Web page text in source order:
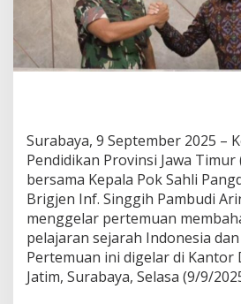
k
S
a
h
l
n
g
d
a
m
V
B
a
w
Surabaya, 9 September 2025 –
Pendidikan Provinsi Jawa Timur
bersama Kepala Pok Sahli
Brigjen Inf. Singgih Pambudi
menggelar pertemuan
pelajaran sejarah Indonesia dan
Pertemuan ini digelar di Kantor
Jatim, Surabaya, Selasa (9/9/